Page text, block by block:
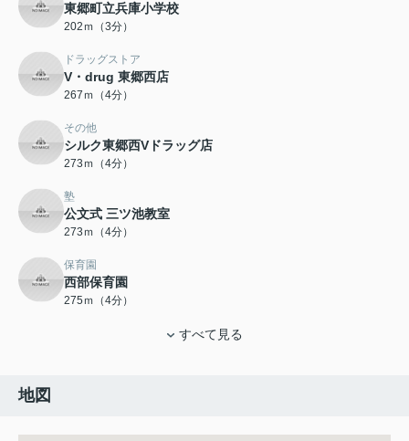
東郷町立兵庫小学校
202ｍ（3分）
ドラッグストア
V・drug 東郷西店
267ｍ（4分）
その他
シルク東郷西Vドラッグ店
273ｍ（4分）
塾
公文式 三ツ池教室
273ｍ（4分）
保育園
西部保育園
275ｍ（4分）
すべて見る
地図